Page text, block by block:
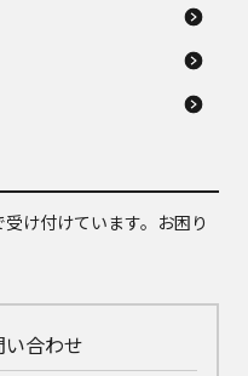
け付けています。お困り
合わせ